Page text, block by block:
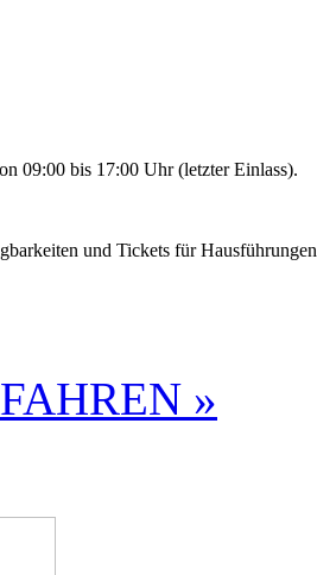
09:00 bis 17:00 Uhr (letzter Einlass).
und Tickets für
»